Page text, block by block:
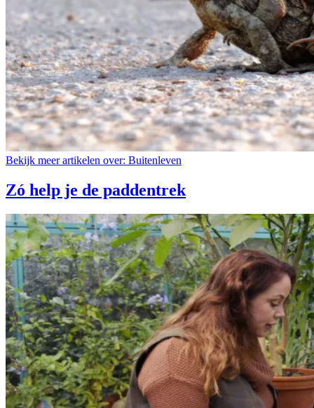
Bekijk meer artikelen over: Buitenleven
Zó help je de paddentrek